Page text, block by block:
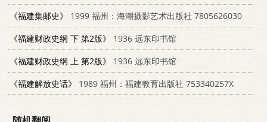
《福建集邮史》
1999 福州：海潮摄影艺术出版社 7805626030
《福建财政史纲 下 第2版》
1936 远东印书馆
《福建财政史纲 上 第2版》
1936 远东印书馆
《福建解放史话》
1989 福州：福建教育出版社 753340257X